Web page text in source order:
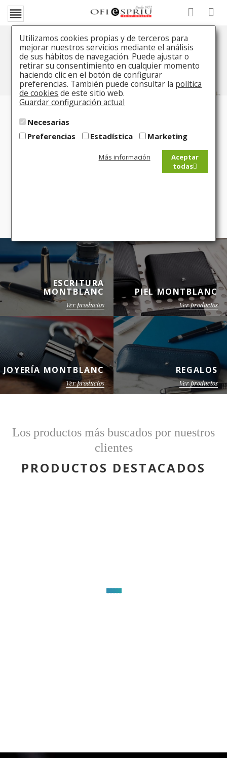

Compra 100%
Garantía de
satisfacción
ESCRITURA
MONTBLANC
Ver productos
PIEL MONTBLANC
Ver productos
JOYERÍA MONTBLANC
Ver productos
REGALOS
Ver productos
Los productos más buscados por nuestros
clientes
PRODUCTOS DESTACADOS
Utilizamos cookies propias y de terceros para
mejorar nuestros servicios mediante el análisis
de sus hábitos de navegación. Puede ajustar o
retirar su consentimiento en cualquier momento
haciendo clic en el botón de configurar
preferencias. También puede consultar la política
de cookies de este sitio web.
Guardar configuración actual
Necesarias
Preferencias
Estadística Marketing
Más información
Aceptar
todas